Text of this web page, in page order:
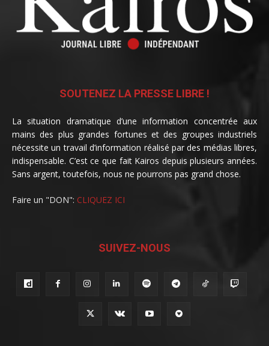
SOUTENEZ LA PRESSE LIBRE !
La situation dramatique d’une information concentrée aux
mains des plus grandes fortunes et des groupes industriels
nécessite un travail d’information réalisé par des médias libres,
indispensable. C’est ce que fait Kairos depuis plusieurs années.
Sans argent, toutefois, nous ne pourrons pas grand chose.
Faire un "DON": CLIQUEZ ICI
SUIVEZ-NOUS